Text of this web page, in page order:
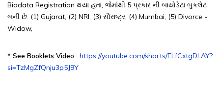
Biodata Registration થયા હતા, જેમાંથી 5 પ્રકાર ની બાયોડેટા બુકલેટ
બની છે. (1) Gujarat, (2) NRI, (3) સૌરાષ્ટ્ર, (4) Mumbai, (5) Divorce -
Widow,
* See Booklets Video : https://youtube.com/shorts/ELfCxtgDLAY?
si=TzMgZfQnju3p5J9Y